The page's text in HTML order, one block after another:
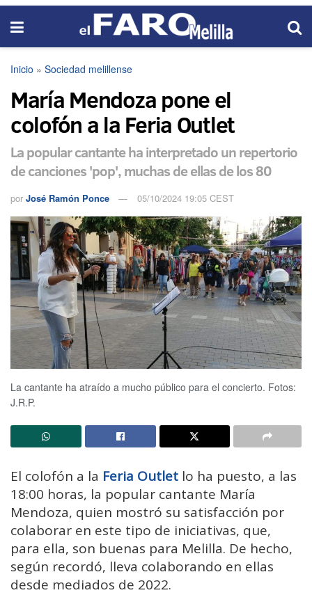
Inicio » Sociedad melillense
María Mendoza pone el
colofón a la Feria Outlet
La popular cantante ha interpretado un repertorio
de canciones 'pop', muchas de ellas de los 80
por José Ramón Ponce 05/10/2024 19:05 CEST
La cantante ha atraído a mucho público para el concierto. Fotos:
J.R.P.
El colofón a la Feria Outlet lo ha puesto, a las
18:00 horas, la popular cantante María
Mendoza, quien mostró su satisfacción por
colaborar en este tipo de iniciativas, que,
para ella, son buenas para Melilla. De hecho,
según recordó, lleva colaborando en ellas
desde mediados de 2022.